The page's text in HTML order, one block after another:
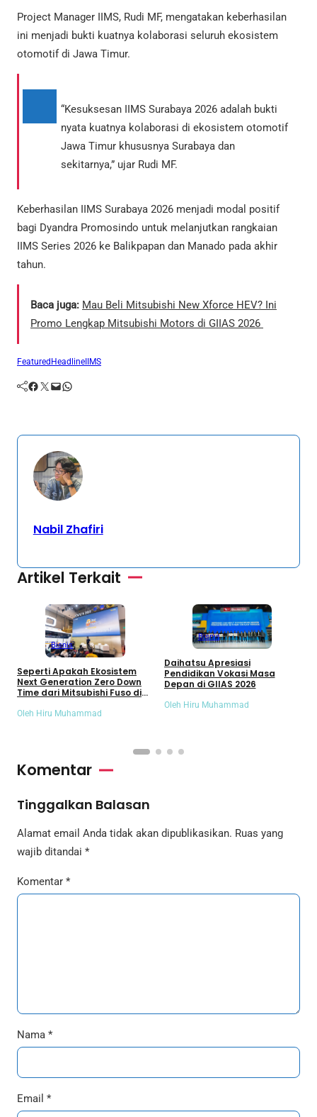
Project Manager IIMS, Rudi MF, mengatakan keberhasilan
ini menjadi bukti kuatnya kolaborasi seluruh ekosistem
otomotif di Jawa Timur.
“Kesuksesan IIMS Surabaya 2026 adalah bukti
nyata kuatnya kolaborasi di ekosistem otomotif
Jawa Timur khususnya Surabaya dan
sekitarnya,” ujar Rudi MF.
Keberhasilan IIMS Surabaya 2026 menjadi modal positif
bagi Dyandra Promosindo untuk melanjutkan rangkaian
IIMS Series 2026 ke Balikpapan dan Manado pada akhir
tahun.
Baca juga: Mau Beli Mitsubishi New Xforce HEV? Ini
Promo Lengkap Mitsubishi Motors di GIIAS 2026
Featured Headline IIMS
Facebook Twitter Mail WhatsApp
Nabil Zhafiri
Artikel Terkait
Bisnis
Seperti Apakah Ekosistem
Next Generation Zero Down
Time dari Mitsubishi Fuso di
Oleh Hiru Muhammad
Bisnis
Daihatsu Apresiasi
Pendidikan Vokasi Masa
Depan di GIIAS 2026
Oleh Hiru Muhammad
Komentar
Tinggalkan Balasan
Alamat email Anda tidak akan dipublikasikan. Ruas yang
wajib ditandai *
Komentar *
Nama *
Email *